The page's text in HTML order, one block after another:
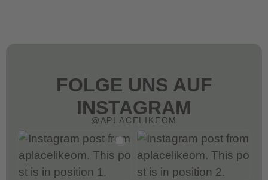
FOLGE UNS AUF
INSTAGRAM
@APLACELIKEOM